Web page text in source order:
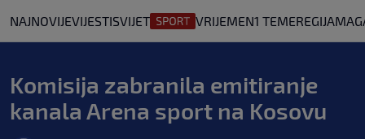
NAJNOVIJEVIJESTISVIJET VRIJEMEN1 TEMEREGIJA
Komisija zabranila emitiranje
kanala Arena sport na Kosovu